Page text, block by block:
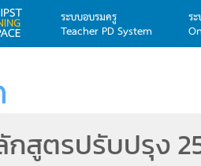
ระบบอบรมครู
Teacher PD System
ร
สูตรปรับปรุง